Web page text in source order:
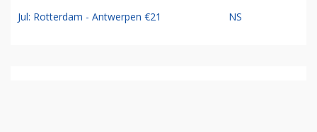
Jul: Rotterdam - Antwerpen €21 NS